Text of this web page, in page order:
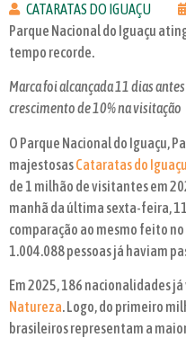
CATARATAS DO IGUAÇU
Parque Nacional do Iguaçu
tempo recorde.
Marca foi alcançada 11 dias
crescimento de 10% na visitação
O Parque Nacional do Iguaçu,
majestosasCataratas do Iguaçu
de 1 milhão de visitantes em
manhã da última sexta-feira,
comparação ao mesmo feito
1.004.088 pessoas já haviam
Em 2025, 186 nacionalidades
Natureza. Logo, do primeiro
brasileiros representam a